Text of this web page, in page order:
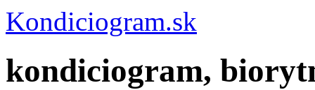
Kondiciogram.sk
kondiciogram,